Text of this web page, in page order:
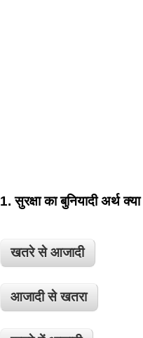
1.सुरक्षा का बुनियादी अर्थ
खतरे से आजादी
आजादी से खतरा